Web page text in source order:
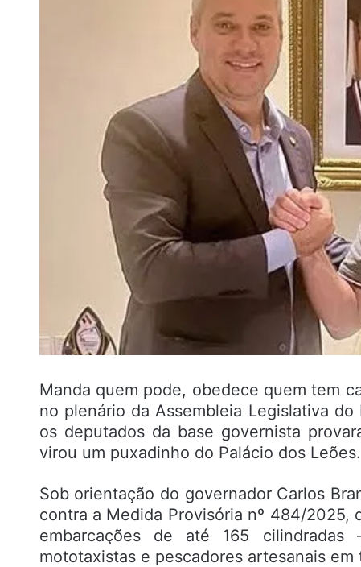
Manda quem pode, obedece quem tem
no plenário da Assembleia Legislativa
os deputados da base governista
virou um puxadinho do Palácio dos Leões.
Sob orientação do governador Carlos
contra a Medida Provisória nº 484/2025,
embarcações de até 165
mototaxistas e pescadores artesanais